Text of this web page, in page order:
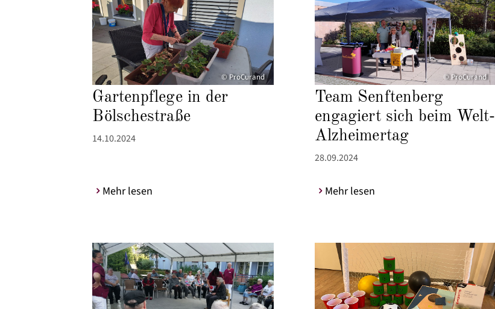
© ProCurand
Gartenpflege in der
Bölschestraße
14.10.2024
Mehr lesen
© ProCurand
Team Senftenberg
engagiert sich beim Welt-
Alzheimertag
28.09.2024
Mehr lesen